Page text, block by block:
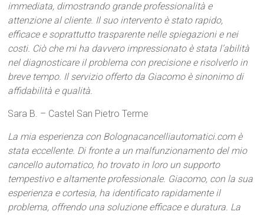
immediata, dimostrando grande professionalità e
attenzione al cliente. Il suo intervento è stato rapido,
efficace e soprattutto trasparente nelle spiegazioni e nei
costi. Ciò che mi ha davvero impressionato è stata l’abilità
nel diagnosticare il problema con precisione e risolverlo in
breve tempo. Il servizio offerto da Giacomo è sinonimo di
affidabilità e qualità.
Sara B. – Castel San Pietro Terme
La mia esperienza con Bolognacancelliautomatici.com è
stata eccellente. Di fronte a un malfunzionamento del mio
cancello automatico, ho trovato in loro un supporto
tempestivo e altamente professionale. Giacomo, con la sua
esperienza e cortesia, ha identificato rapidamente il
problema, offrendo una soluzione efficace e duratura. La